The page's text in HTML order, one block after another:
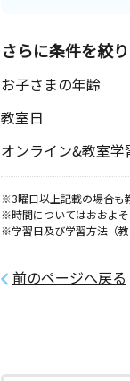
さらに条件を絞
お子さまの年齢
教室日
オンライン&教室学
※3曜日以上記載の場合も
※時間についてはおおよそ
※学習日及び学習方法（教
前のページへ戻る